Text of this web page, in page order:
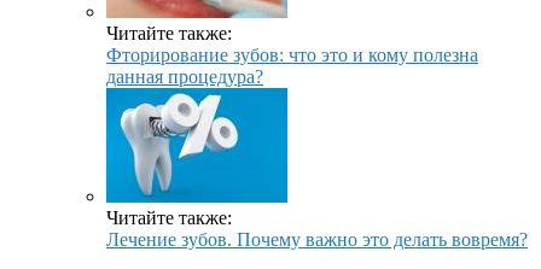
Читайте также:
Фторирование зубов: что это и кому полезна
данная процедура?
Читайте также:
Лечение зубов. Почему важно это делать вовремя?